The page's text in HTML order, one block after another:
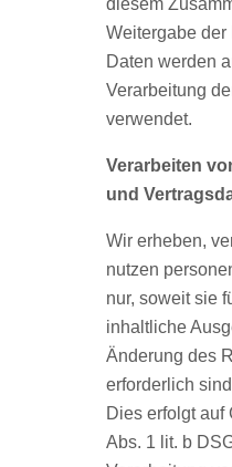
diesem
Weitergabe der
Daten werden
Verarbeitung
verwendet.
Verarbeiten
und
Wir erheben,
nutzen
nur, soweit sie
inhaltliche
Änderung des
erforderlich
Dies erfolgt auf
Abs. 1 lit. b